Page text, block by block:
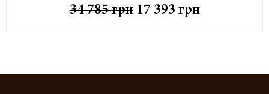
34 785грн 17 393 грн